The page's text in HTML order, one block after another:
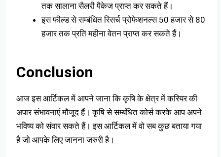
तक सालाना सैलरी पैकेज प्राप्त कर सकते हैं।
इस फील्ड से सम्बंधित रिसर्च प्रोफेशनल्स 50 हजार से 80
हजार तक प्रति महीना वेतन प्राप्त कर सकते हैं।
Conclusion
आज इस आर्टिकल में आपने जाना कि कृषि के क्षेत्र में करियर की
अपार संभावनाएं मौजूद हैं। कृषि से सम्बंधित कोर्स करके आप अपने
भविष्य को संवार सकते हैं। इस आर्टिकल में वो सब कुछ बताया गया
है जो आपके लिए जानना जरुरी है।